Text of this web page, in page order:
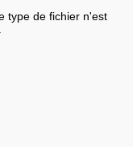
type de fichier n'est